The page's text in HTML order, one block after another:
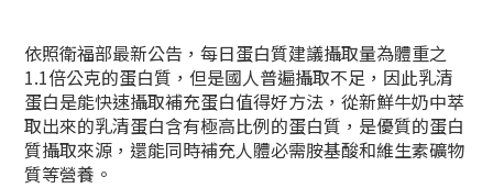
依照衛福部最新公告，每日蛋白質建議攝取量為體重之
1.1倍公克的蛋白質，但是國人普遍攝取不足，因此乳清
蛋白是能快速攝取補充蛋白值得好方法，從新鮮牛奶中萃
取出來的乳清蛋白含有極高比例的蛋白質，是優質的蛋白
質攝取來源，還能同時補充人體必需胺基酸和維生素礦物
質等營養。